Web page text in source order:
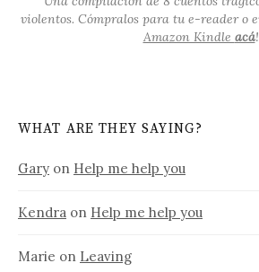
violentos. Cómpralos para tu e-reader o
Amazon Kindle acá!
WHAT ARE THEY SAYING?
Gary on Help me help you
Kendra on Help me help you
Marie on Leaving